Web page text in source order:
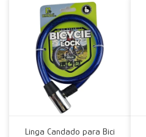
Linga Candado para Bici